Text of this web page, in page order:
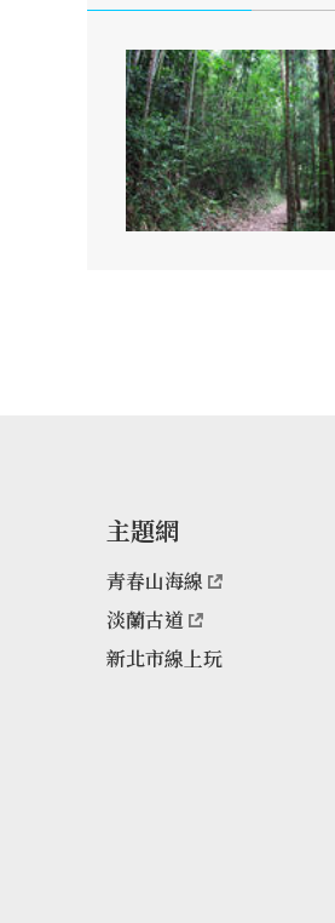
主題網
青春山海線
淡蘭古道
新北市線上玩